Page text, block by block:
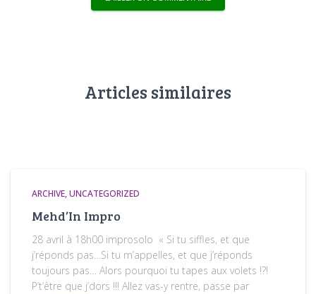
Articles similaires
ARCHIVE UNCATEGORIZED
Mehd’In Impro
28 avril à 18h00 improsolo « Si tu siffles, et que
j’réponds pas…Si tu m’appelles, et que j’réponds
toujours pas… Alors pourquoi tu tapes aux volets !?!
P’t’être que j’dors !!! Allez vas-y rentre, passe par